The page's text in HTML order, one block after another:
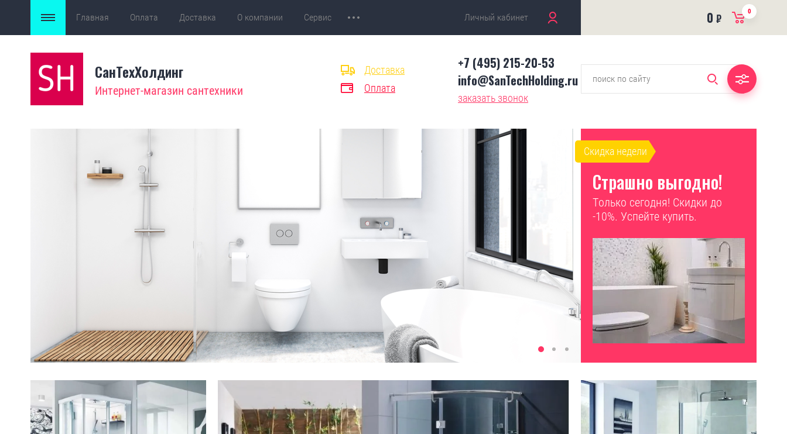
Главная Оплата Доставка О компании Сервис Личный кабинет 0 ₽
0
СанТехХолдинг
Интернет-магазин сантехники
Доставка
Оплата
+7 (495) 215-20-53
info@SanTechHolding.ru
заказать звонок
Скидка недели
Страшно выгодно!
Только сегодня! Скидки до
-10%. Успейте купить.